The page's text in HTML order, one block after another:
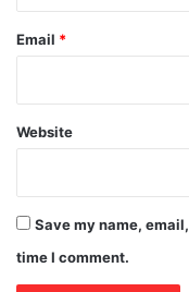
Email *
Website
Save my name,
time I comment.